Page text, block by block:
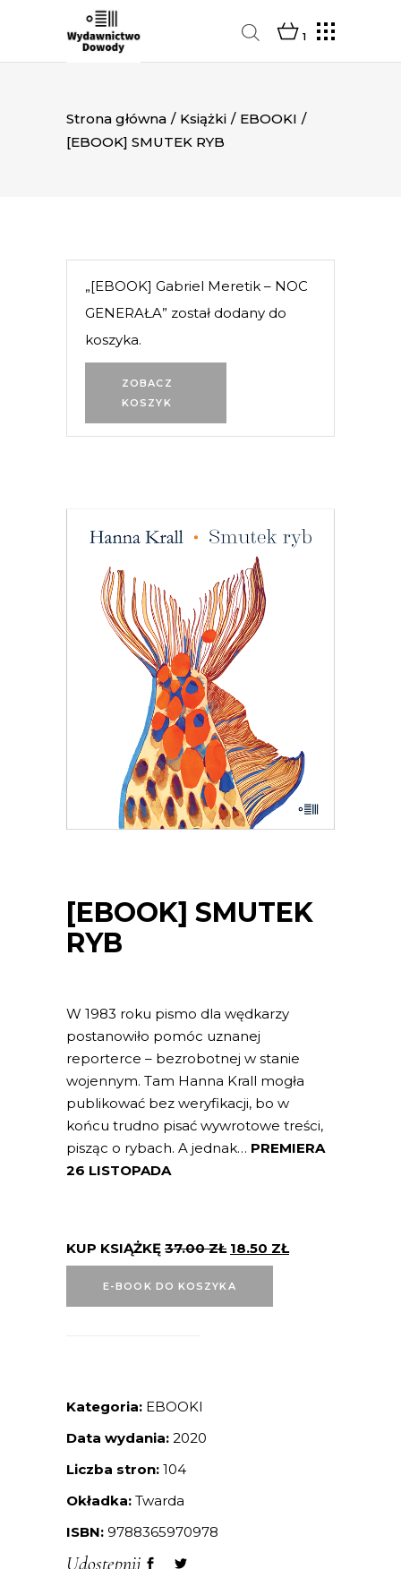
1
Strona główna / Książki / EBOOKI /
[EBOOK] SMUTEK RYB
ZOBACZ
KOSZYK
„[EBOOK] Gabriel Meretik – NOC
GENERAŁA” został dodany do
koszyka.
[EBOOK] SMUTEK
RYB
W 1983 roku pismo dla wędkarzy
postanowiło pomóc uznanej
reporterce – bezrobotnej w stanie
wojennym. Tam Hanna Krall mogła
publikować bez weryfikacji, bo w
końcu trudno pisać wywrotowe treści,
pisząc o rybach. A jednak… PREMIERA
26 LISTOPADA
KUP KSIĄŻKĘ 37.00ZŁ 18.50 ZŁ
E-BOOK DO KOSZYKA
Kategoria: EBOOKI
Data wydania: 2020
Liczba stron: 104
Okładka: Twarda
ISBN: 9788365970978
Udostępnij